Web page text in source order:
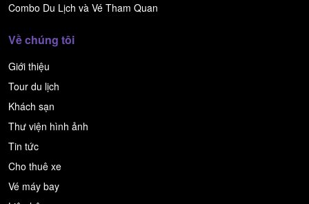
Combo Du Lịch và Vé Tham Quan
Về chúng tôi
Giới thiệu
Tour du lịch
Khách sạn
Thư viện hình ảnh
Tin tức
Cho thuê xe
Vé máy bay